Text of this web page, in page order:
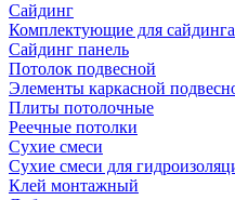
Сайдинг
Комплектующие для сайдинга
Сайдинг панель
Потолок подвесной
Элементы каркасной
Плиты потолочные
Реечные потолки
Сухие смеси
Сухие смеси для
Клей монтажный